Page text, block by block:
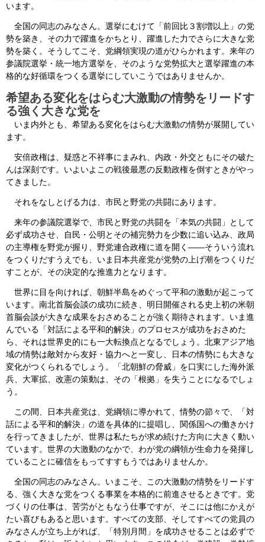
います。
全国の同志のみなさん。選挙にむけて「前回比３割増以上」の党
勢を築き、その力で躍進をかちとり、躍進した力でさらに大きな党
勢を築く。そうしてこそ、党綱領実現の道がひらかれます。来年の
参議院選挙・統一地方選挙を、そのような党勢拡大と選挙躍進の本
格的な好循環をつくる選挙にしていこうではありませんか。
希望ある変化をはらむ大激動の情勢をリードす
る強く大きな党を
いま内外とも、希望ある変化をはらむ大激動の情勢が展開してい
ます。
安倍政権は、疑惑と不祥事にまみれ、内政・外交ともにその破た
んは深刻です。いよいよこの戦後最悪の反動政権を倒すときがやっ
てきました。
それをなしとげる力は、市民と野党の共闘にあります。
来年の参議院選挙で、市民と野党の共闘を「本気の共闘」として
必ず成功させ、自民・公明とその補完勢力を少数に追い込み、政局
の主導権を野党が握り、野党連合政権に道を開く――そういう流れ
をつくりだすうえでも、いま日本共産党が党勢の上げ潮をつくりだ
すことが、その決定的な推進力となります。
世界に目を向ければ、朝鮮半島をめぐって平和の激動が起こって
います。南北首脳会談の成功に続き、明日開催される史上初の米朝
首脳会談が大きな成果をおさめることが強く期待されます。いま進
んでいる「対話による平和的解決」のプロセスが成功をおさめた
ら、それは世界史的にも一大転換点となるでしょう。北東アジア地
域の情勢は敵対から友好・協力へと一変し、日本の情勢にも大きな
変化がつくられるでしょう。「北朝鮮の脅威」を口実にした海外派
兵、大軍拡、改憲の策動は、その「根拠」を失うことになるでしょ
う。
この間、日本共産党は、党綱領に導かれて、情勢の節々で、「対
話による平和的解決」の道を具体的に提唱し、関係国への働きかけ
を行ってきましたが、世界は私たちが求め続けた方向に大きく動い
ています。世界の大激動のなかで、わが党の綱領が生命力を発揮し
ていることに確信をもってすすもうではありませんか。
全国の同志のみなさん。いまこそ、この大激動の情勢をリードす
る、強く大きな党をつくる事業を本格的に前進させるときです。党
づくりの仕事は、苦労がともなう仕事ですが、そこには他にかえが
たい喜びもあると思います。すべての支部、そしてすべての党員の
みなさんが立ち上がれば、「特別月間」を成功させることは必ずで